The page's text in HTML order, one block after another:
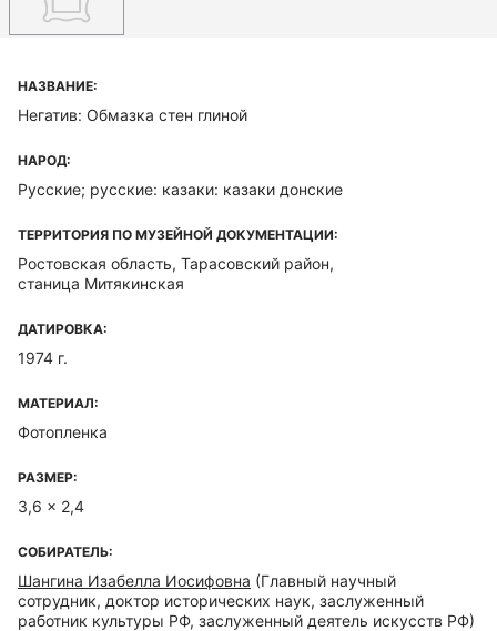
НАЗВАНИЕ:
Негатив: Обмазка стен глиной
НАРОД:
Русские; русские: казаки: казаки донские
ТЕРРИТОРИЯ ПО МУЗЕЙНОЙ ДОКУМЕНТАЦИИ:
Ростовская область, Тарасовский район,
станица Митякинская
ДАТИРОВКА:
1974 г.
МАТЕРИАЛ:
Фотопленка
РАЗМЕР:
3,6 x 2,4
СОБИРАТЕЛЬ:
Шангина Изабелла Иосифовна (Главный научный
сотрудник, доктор исторических наук, заслуженный
работник культуры РФ, заслуженный деятель искусств РФ)